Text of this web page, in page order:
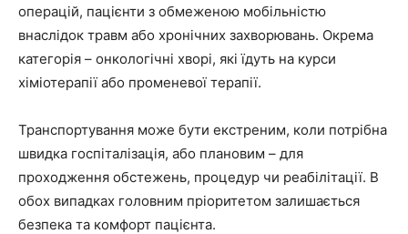
операцій, пацієнти з обмеженою мобільністю
внаслідок травм або хронічних захворювань. Окрема
категорія – онкологічні хворі, які їдуть на курси
хіміотерапії або променевої терапії.
Транспортування може бути екстреним, коли потрібна
швидка госпіталізація, або плановим – для
проходження обстежень, процедур чи реабілітації. В
обох випадках головним пріоритетом залишається
безпека та комфорт пацієнта.